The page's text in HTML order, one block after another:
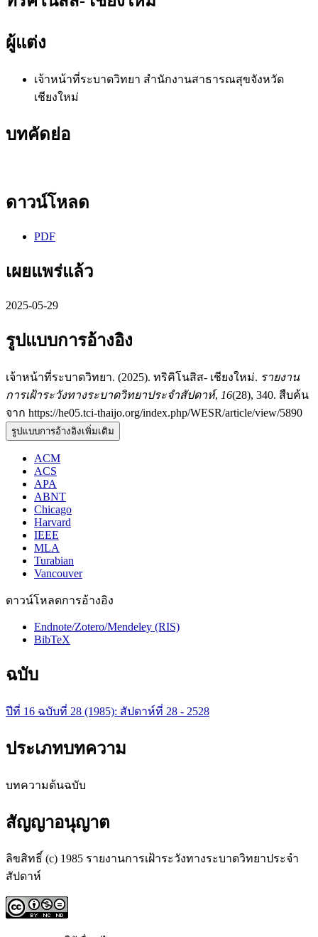
ผู้แต่ง
เจ้าหน้าที่ระบาดวิทยา สำนักงานสาธารณสุขจังหวัด
เชียงใหม่
บทคัดย่อ
ดาวน์โหลด
PDF
เผยแพร่แล้ว
2025-05-29
รูปแบบการอ้างอิง
เจ้าหน้าที่ระบาดวิทยา. (2025). ทริคิโนสิส- เชียงใหม่. รายงาน
การเฝ้าระวังทางระบาดวิทยาประจำสัปดาห์, 16(28), 340. สืบค้น
จาก https://he05.tci-thaijo.org/index.php/WESR/article/view/5890
รูปแบบการอ้างอิงเพิ่มเติม
ACM
ACS
APA
ABNT
Chicago
Harvard
IEEE
MLA
Turabian
Vancouver
ดาวน์โหลดการอ้างอิง
Endnote/Zotero/Mendeley (RIS)
BibTeX
ฉบับ
ปีที่ 16 ฉบับที่ 28 (1985): สัปดาห์ที่ 28 - 2528
ประเภทบทความ
บทความต้นฉบับ
สัญญาอนุญาต
ลิขสิทธิ์ (c) 1985 รายงานการเฝ้าระวังทางระบาดวิทยาประจำ
สัปดาห์